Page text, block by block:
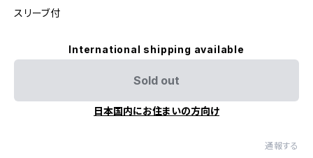
スリーブ付
International shipping available
Sold out
日本国内にお住まいの方向け
通報する